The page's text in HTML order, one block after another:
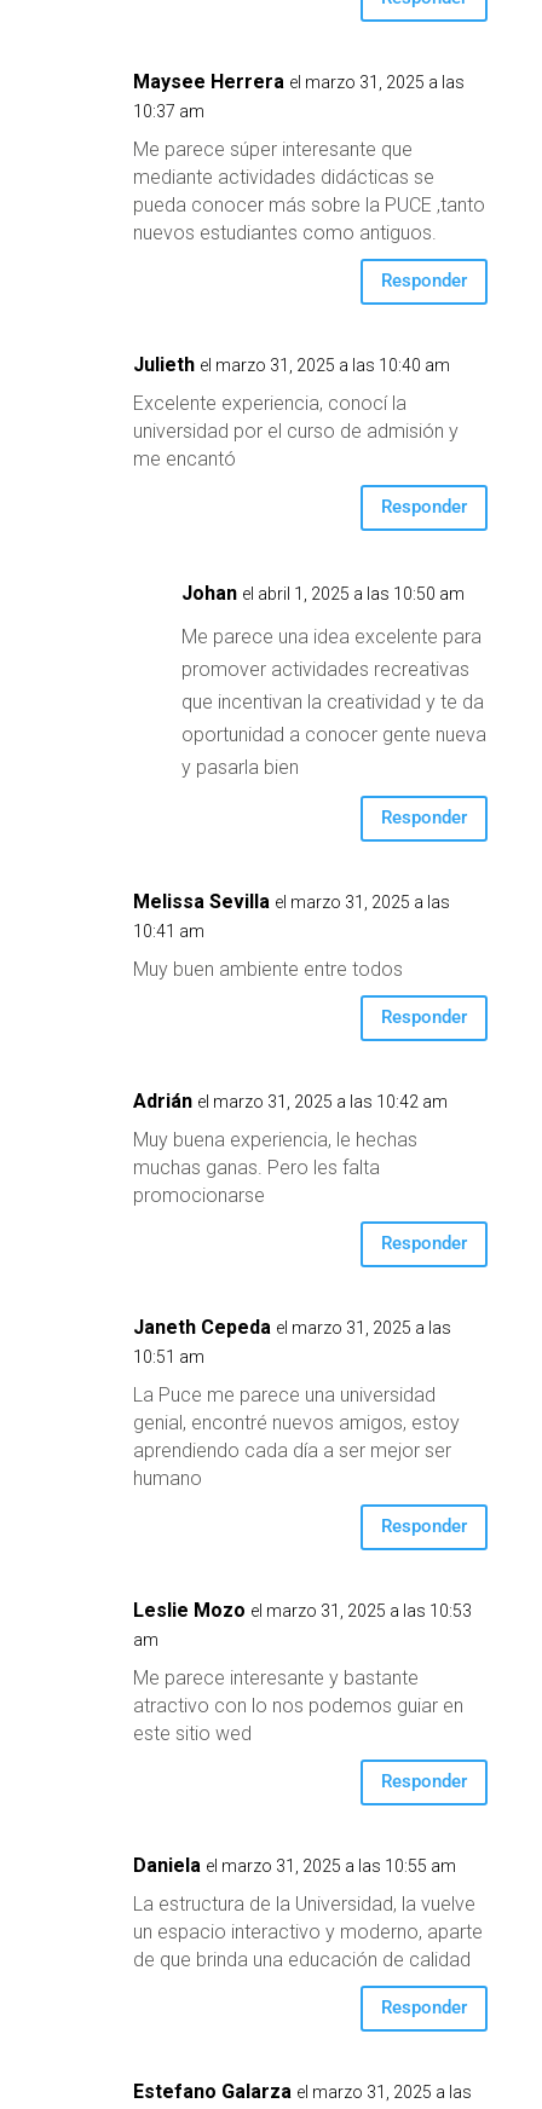
Maysee Herrera el marzo 31, 2025 a las
10:37 am
Me parece súper interesante que
mediante actividades didácticas se
pueda conocer más sobre la PUCE ,tanto
nuevos estudiantes como antiguos.
Responder
Julieth el marzo 31, 2025 a las 10:40 am
Excelente experiencia, conocí la
universidad por el curso de admisión y
me encantó
Responder
Johan el abril 1, 2025 a las 10:50 am
Me parece una idea excelente para
promover actividades recreativas
que incentivan la creatividad y te da
oportunidad a conocer gente nueva
y pasarla bien
Responder
Melissa Sevilla el marzo 31, 2025 a las
10:41 am
Muy buen ambiente entre todos
Responder
Adrián el marzo 31, 2025 a las 10:42 am
Muy buena experiencia, le hechas
muchas ganas. Pero les falta
promocionarse
Responder
Janeth Cepeda el marzo 31, 2025 a las
10:51 am
La Puce me parece una universidad
genial, encontré nuevos amigos, estoy
aprendiendo cada día a ser mejor ser
humano
Responder
Leslie Mozo el marzo 31, 2025 a las 10:53
am
Me parece interesante y bastante
atractivo con lo nos podemos guiar en
este sitio wed
Responder
Daniela el marzo 31, 2025 a las 10:55 am
La estructura de la Universidad, la vuelve
un espacio interactivo y moderno, aparte
de que brinda una educación de calidad
Responder
Estefano Galarza el marzo 31, 2025 a las